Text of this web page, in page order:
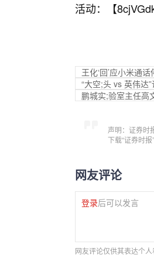
活动：【
王化‘回’应小米通
“大空;头 vs 英伟达
鹏城实;验室主任高
声明：证券时
下载“证券时
网友评论
登录后可以发言
网友评论仅供其表达个